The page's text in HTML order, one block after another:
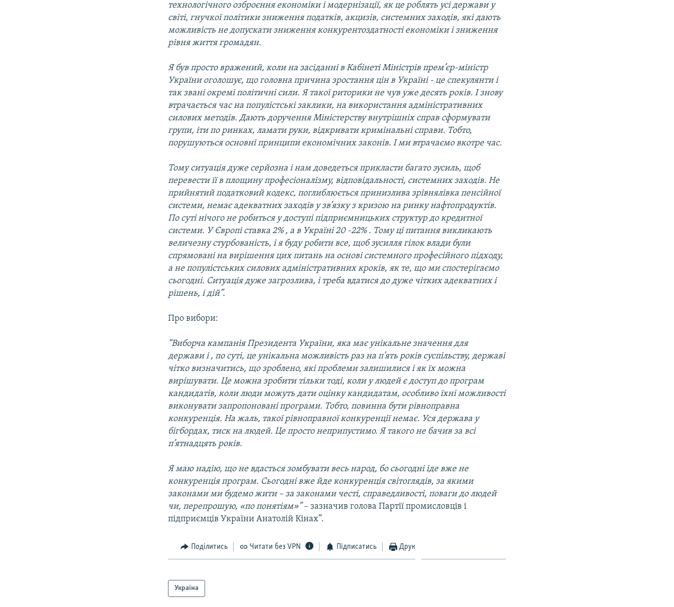
технологічного озброєння економіки і модернізації, як це роблять усі держави у
світі, гнучкої політики зниження податків, акцизів, системних заходів, які дають
можливість не допускати зниження конкурентоздатності економіки і зниження
рівня життя громадян.
Я був просто вражений, коли на засіданні в Кабінеті Міністрів прем’єр-міністр
України оголошує, що головна причина зростання цін в Україні - це спекулянти і
так звані окремі політичні сили. Я такої риторики не чув уже десять років. І знову
втрачається час на популістські заклики, на використання адміністративних
силових методів. Дають доручення Міністерству внутрішніх справ сформувати
групи, іти по ринках, ламати руки, відкривати кримінальні справи. Тобто,
порушуються основні принципи економічних законів. І ми втрачаємо вкотре час.
Тому ситуація дуже серйозна і нам доведеться прикласти багато зусиль, щоб
перевести її в площину професіоналізму, відповідальності, системних заходів. Не
прийнятий податковий кодекс, поглиблюється принизлива зрівнялівка пенсійної
системи, немає адекватних заходів у зв’язку з кризою на ринку нафтопродуктів.
По суті нічого не робиться у доступі підприємницьких структур до кредитної
системи. У Європі ставка 2% , а в Україні 20 -22% . Тому ці питання викликають
величезну стурбованість, і я буду робити все, щоб зусилля гілок влади були
спрямовані на вирішення цих питань на основі системного професійного підходу,
а не популістських силових адміністративних кроків, як те, що ми спостерігаємо
сьогодні. Ситуація дуже загрозлива, і треба вдатися до дуже чітких адекватних і
рішень, і дій”.
Про вибори:
“Виборча кампанія Президента України, яка має унікальне значення для
держави і , по суті, це унікальна можливість раз на п’ять років суспільству, державі
чітко визначитись, що зроблено, які проблеми залишилися і як їх можна
вирішувати. Це можна зробити тільки тоді, коли у людей є доступ до програм
кандидатів, коли люди можуть дати оцінку кандидатам, особливо їхні можливості
виконувати запропоновані програми. Тобто, повинна бути рівноправна
конкуренція. На жаль, такої рівноправної конкуренції немає. Уся держава у
бігбордах, тиск на людей. Це просто неприпустимо. Я такого не бачив за всі
п’ятнадцять років.
Я маю надію, що не вдасться зомбувати весь народ, бо сьогодні іде вже не
конкуренція програм. Сьогодні вже йде конкуренція світоглядів, за якими
законами ми будемо жити – за законами честі, справедливості, поваги до людей
чи, перепрошую, «по понятіям»”– зазначив голова Партії промисловців і
підприємців України Анатолій Кінах”.
Поділитись Читати без VPN Підписатись Друк
Україна